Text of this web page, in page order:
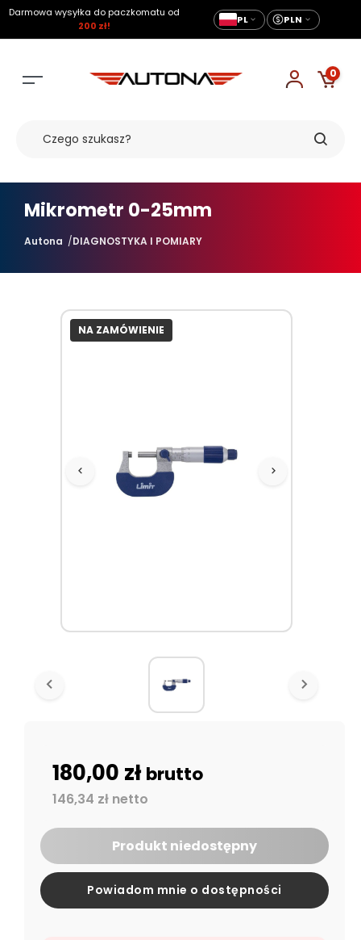
Darmowa wysyłka do paczkomatu od
200 zł!
PL PLN
0
Mikrometr 0-25mm
Autona DIAGNOSTYKA I POMIARY
NA ZAMÓWIENIE
180,00 złbrutto
146,34 zł netto
Produkt niedostępny
Powiadom mnie o dostępności